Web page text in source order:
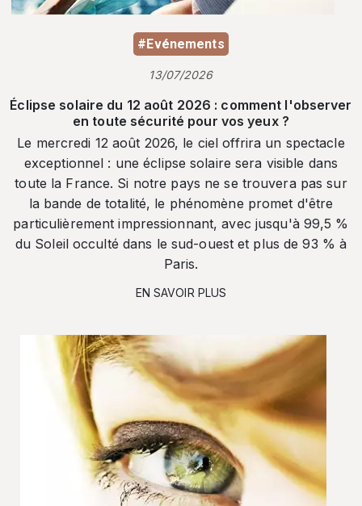
#Evénements
13/07/2026
Éclipse solaire du 12 août 2026 : comment l'observer
en toute sécurité pour vos yeux ?
Le mercredi 12 août 2026, le ciel offrira un spectacle
exceptionnel : une éclipse solaire sera visible dans
toute la France. Si notre pays ne se trouvera pas sur
la bande de totalité, le phénomène promet d'être
particulièrement impressionnant, avec jusqu'à 99,5 %
du Soleil occulté dans le sud-ouest et plus de 93 % à
Paris.
EN SAVOIR PLUS